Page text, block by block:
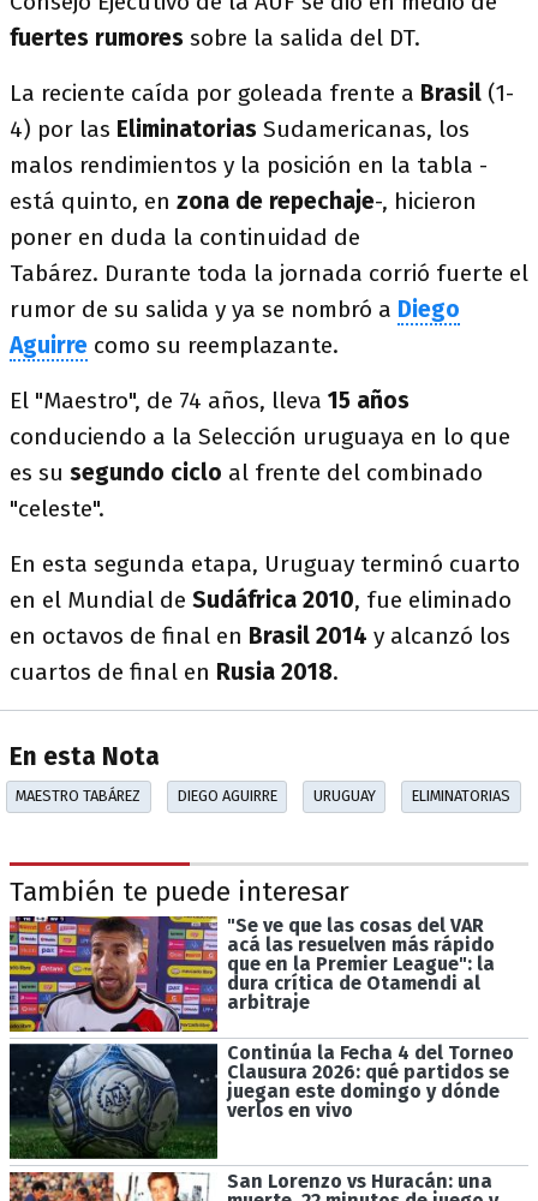
fuertes rumores sobre la salida del DT.
La reciente caída por goleada frente a Brasil (1-
4) por las Eliminatorias Sudamericanas, los
malos rendimientos y la posición en la tabla -
está quinto, en zona de repechaje-, hicieron
poner en duda la continuidad de
Tabárez. Durante toda la jornada corrió fuerte el
rumor de su salida y ya se nombró a Diego
Aguirre como su reemplazante.
El "Maestro", de 74 años, lleva 15 años
conduciendo a la Selección uruguaya en lo que
es su segundo ciclo al frente del combinado
"celeste".
En esta segunda etapa, Uruguay terminó cuarto
en el Mundial de Sudáfrica 2010, fue eliminado
en octavos de final en Brasil 2014 y alcanzó los
cuartos de final en Rusia 2018.
En esta Nota
MAESTRO TABÁREZ DIEGO AGUIRRE URUGUAY ELIMINATORIAS
También te puede interesar
"Se ve que las cosas del VAR
acá las resuelven más rápido
que en la Premier League": la
dura crítica de Otamendi al
arbitraje
Continúa la Fecha 4 del Torneo
Clausura 2026: qué partidos se
juegan este domingo y dónde
verlos en vivo
San Lorenzo vs Huracán: una